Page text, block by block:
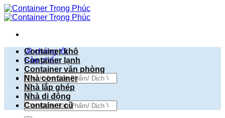
Bỏ
qua
dung
về chúng tôi
Sản phẩm
Tìm
kiếm:
Tìm
kiếm:
Container khô
Container lạnh
Container văn phòng
Nhà container
Nhà lắp ghép
Nhà di động
Container cũ